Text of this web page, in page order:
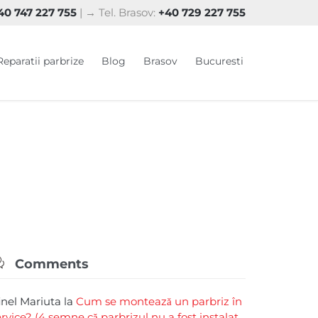
747 227 755 | → Tel. Brasov: +40 729 227 755
parbrize Blog Brasov Bucuresti
Comments
Mariuta la Cum se montează un parbriz în